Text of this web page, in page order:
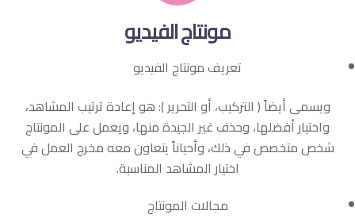
مونتاج الفيديو
تعريف مونتاج الفيديو
ويسمى أيضاً ( التركيب، أو التحرير ): هو إعادة ترتيب المشاهد،
واختيار أفضلها، وحذف غير الجيدة منها، ويعمل على المونتاج
شخص متخصص في ذلك، وأحياناً يتعاون معه مخرج العمل في
اختيار المشاهد المناسبة.
مجالات المونتاج